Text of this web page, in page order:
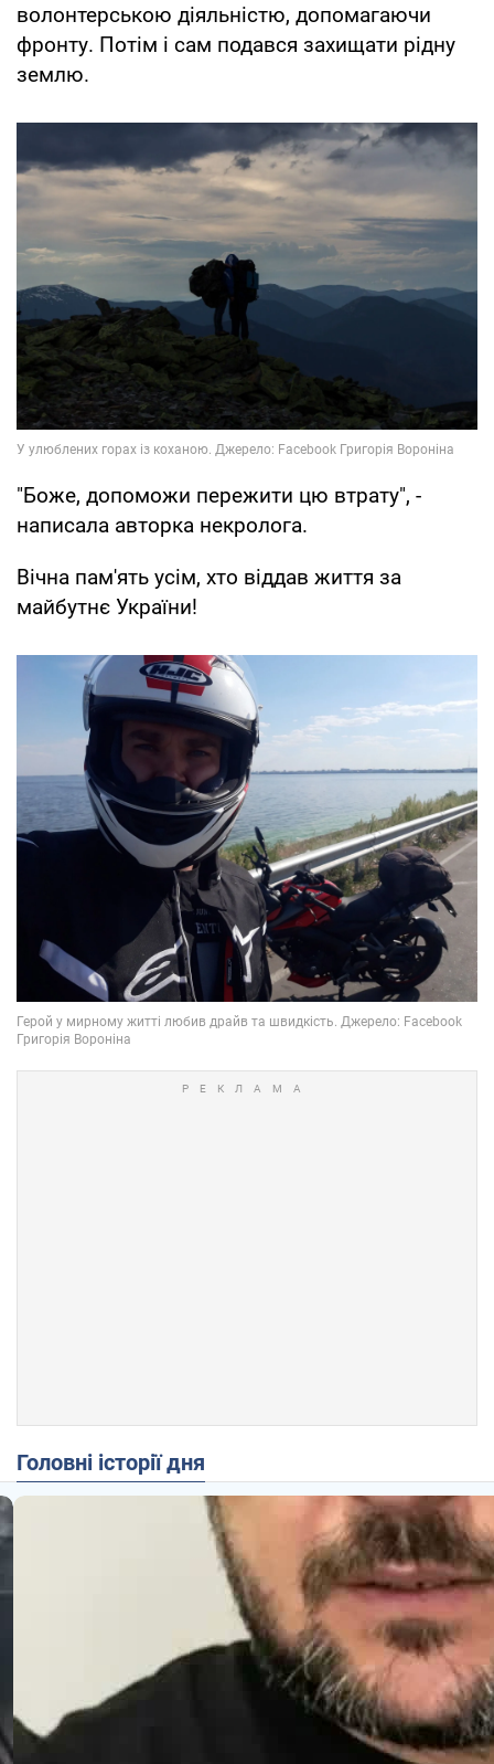
волонтерською діяльністю, допомагаючи
фронту. Потім і сам подався захищати рідну
землю.
"Боже, допоможи пережити цю втрату", -
написала авторка некролога.
Вічна пам'ять усім, хто віддав життя за
майбутнє України!
Головні історії дня